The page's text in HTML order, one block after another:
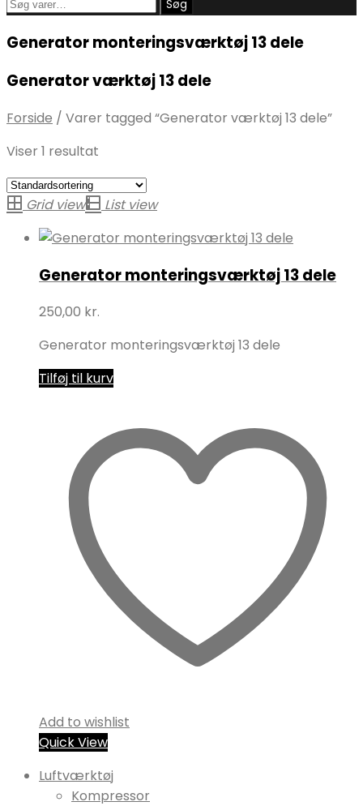
Søg
Generator monteringsværktøj 13 dele
Generator værktøj 13 dele
Forside / Varer tagged “Generator værktøj 13 dele”
Viser 1 resultat
Grid view List view
Generator monteringsværktøj 13 dele
250,00 kr.
Generator monteringsværktøj 13 dele
Tilføj til kurv
Add to wishlist
Quick View
Luftværktøj
Kompressor